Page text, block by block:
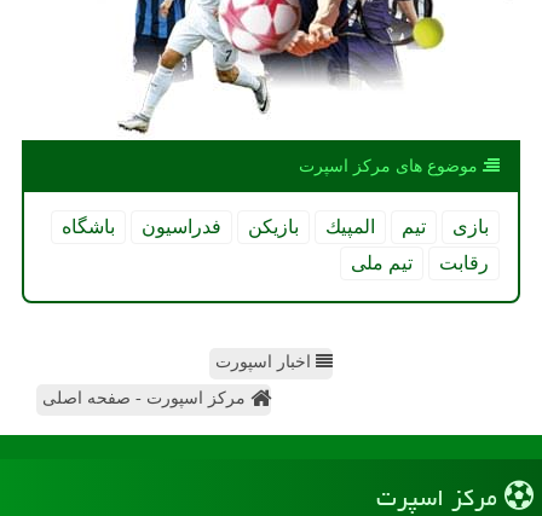
موضوع های مركز اسپرت
بازی تیم المپیك بازیكن فدراسیون
باشگاه
رقابت
تیم ملی
اخبار اسپورت
مرکز اسپورت - صفحه اصلی
مركز اسپرت